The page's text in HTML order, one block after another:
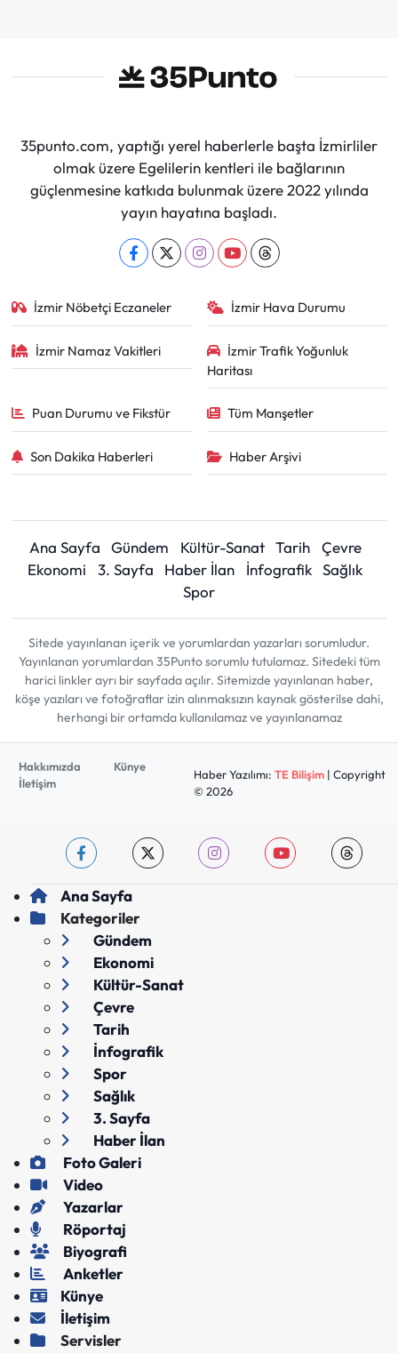
35punto.com, yaptığı yerel haberlerle başta İzmirliler
olmak üzere Egelilerin kentleri ile bağlarının
güçlenmesine katkıda bulunmak üzere 2022 yılında
yayın hayatına başladı.
İzmir Nöbetçi Eczaneler İzmir Hava Durumu
İzmir Namaz Vakitleri
İzmir Trafik Yoğunluk
Haritası
Puan Durumu ve Fikstür Tüm Manşetler
Son Dakika Haberleri Haber Arşivi
Ana Sayfa Gündem Kültür-Sanat Tarih
Çevre
Ekonomi
3. Sayfa Haber İlan İnfografik Sağlık
Spor
Sitede yayınlanan içerik ve yorumlardan yazarları sorumludur.
Yayınlanan yorumlardan 35Punto sorumlu tutulamaz. Sitedeki tüm
harici linkler ayrı bir sayfada açılır. Sitemizde yayınlanan haber,
köşe yazıları ve fotoğraflar izin alınmaksızın kaynak gösterilse dahi,
herhangi bir ortamda kullanılamaz ve yayınlanamaz
Hakkımızda
Künye
İletişim
Haber Yazılımı: TE Bilişim| Copyright
© 2026
Ana Sayfa
Kategoriler
Gündem
Ekonomi
Kültür-Sanat
Çevre
Tarih
İnfografik
Spor
Sağlık
3. Sayfa
Haber İlan
Foto Galeri
Video
Yazarlar
Röportaj
Biyografi
Anketler
Künye
İletişim
Servisler